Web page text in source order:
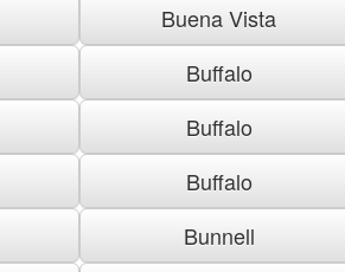
Buena Vista
Buffalo
Buffalo
Buffalo
Bunnell